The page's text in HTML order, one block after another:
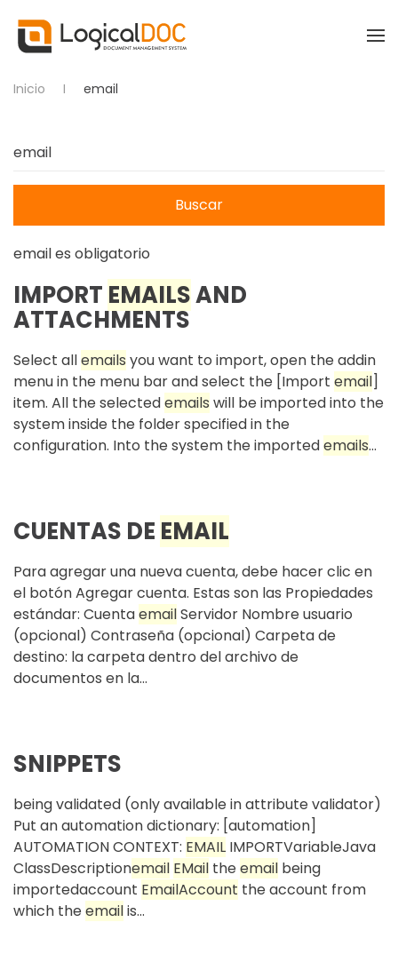
Skip to main content
Inicio email
Buscar
emailes obligatorio
IMPORT EMAILSAND
ATTACHMENTS
Select allemails you want to import, open the addin
menu in the menu bar and select the [Import email]
item. All the selectedemails will be imported into the
system inside the folder specified in the
configuration. Into the system the importedemails...
CUENTAS DE EMAIL
Para agregar una nueva cuenta, debe hacer clic en
el botón Agregar cuenta. Estas son las Propiedades
estándar: CuentaemailServidor Nombre usuario
(opcional) Contraseña (opcional) Carpeta de
destino: la carpeta dentro del archivo de
documentos en la...
SNIPPETS
being validated (only available in attribute validator)
Put an automation dictionary: [automation]
AUTOMATION CONTEXT: EMAIL IMPORTVariableJava
ClassDescriptionemail EMail theemail being
importedaccount EmailAccount the account from
which theemailis...